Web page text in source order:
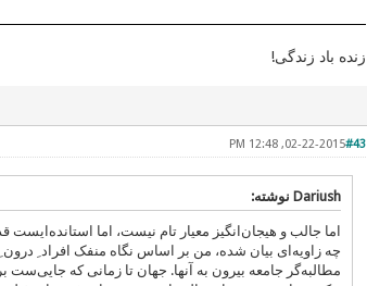
زنده باد زندگی!
#43
02-22-2015, 12:48 PM
Dariush نوشته:
اما جالب و هیجان‌انگیز معیار تام نیست، اما استانده‌ایست
چه زاویه‌ای بیان شده، من بر اساس نگاه منفک افراد ِ درون
مطالبه‌گر جامعه بیرون به آنها. جهان تا زمانی که جایی‌ست